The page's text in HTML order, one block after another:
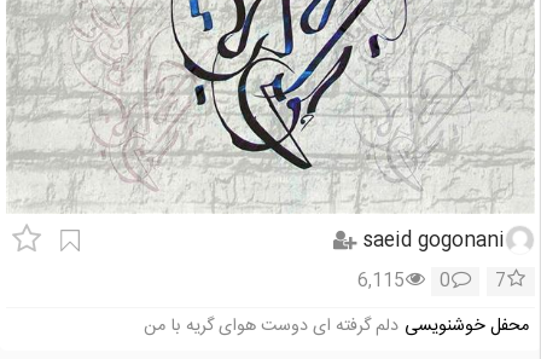
saeid gogonani
7
0
6,115
محفل خوشنویسی دلم گرفته ای دوست هوای گریه با من